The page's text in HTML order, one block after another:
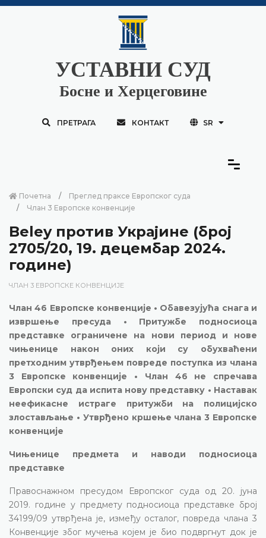
УСТАВНИ СУД
Босне и Херцеговине
ПРЕТРАГА КОНТАКТ SR
Почетна
Преглед праксе Европског суда
Члан 3 Европске конвенције
Beley против Украјине (број
2705/20, 19. децембар 2024.
године)
ЧЛАН 3 ЕВРОПСКЕ КОНВЕНЦИЈЕ
Члан 46 Европске конвенције • Обавезујућа снага и
извршење пресуда • Притужбе подносиоца
представке ограничене на нови период и нове
чињенице након оних који су обухваћени
претходним утврђењем повреде поступка из члана
3 Европске конвенције • Члан 46 не спречава
Европски суд да испита нову представку • Наставак
неефикасне истраге притужби на полицијско
злостављање • Утврђено кршење члана 3 Европске
конвенције
Чињенице предмета и наводи подносиоца
представке
Правоснажном пресудом Европског суда од 20. јуна
2019. године у предмету подносиоца представке број
34199/09 утврђена је, између осталог, повреда члана 3
Конвенције због мучења којем је био подвргнут док је